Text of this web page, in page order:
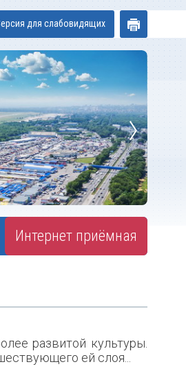
для слабовидящих
Интернет приёмная
развитой культуры.
ей слоя...